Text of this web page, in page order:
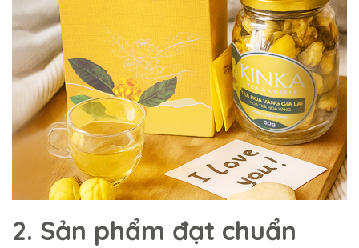
2. Sản phẩm đạt chuẩn